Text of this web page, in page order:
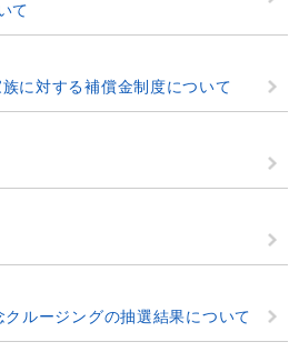
て
に対する補償金制度について
ルージングの抽選結果について